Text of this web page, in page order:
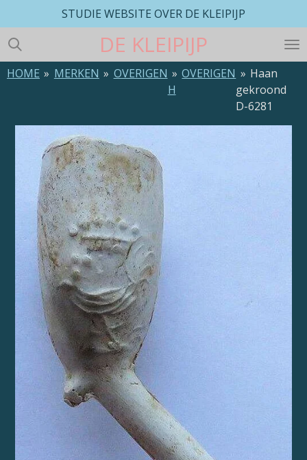
direct
naar
de
hoofdinhoud
DE KLEIPIJP
STUDIE WEBSITE OVER DE KLEIPIJP
HOME » MERKEN » OVERIGEN » OVERIGEN
H
» Haan
gekroond
D-6281